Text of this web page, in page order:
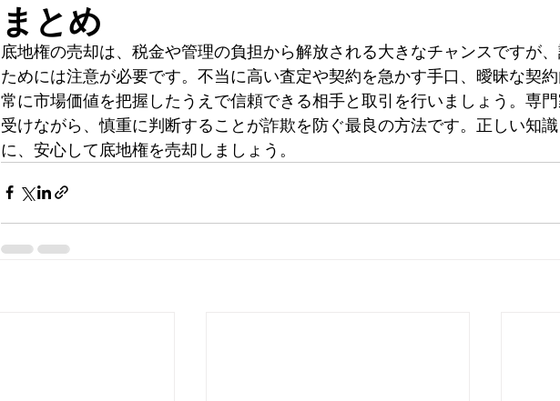
まとめ
底地権の売却は、税金や管理の負担から解放される大きなチャンスですが
ためには注意が必要です。不当に高い査定や契約を急かす手口、曖昧な契
常に市場価値を把握したうえで信頼できる相手と取引を行いましょう。専
受けながら、慎重に判断することが詐欺を防ぐ最良の方法です。正しい知
に、安心して底地権を売却しましょう。